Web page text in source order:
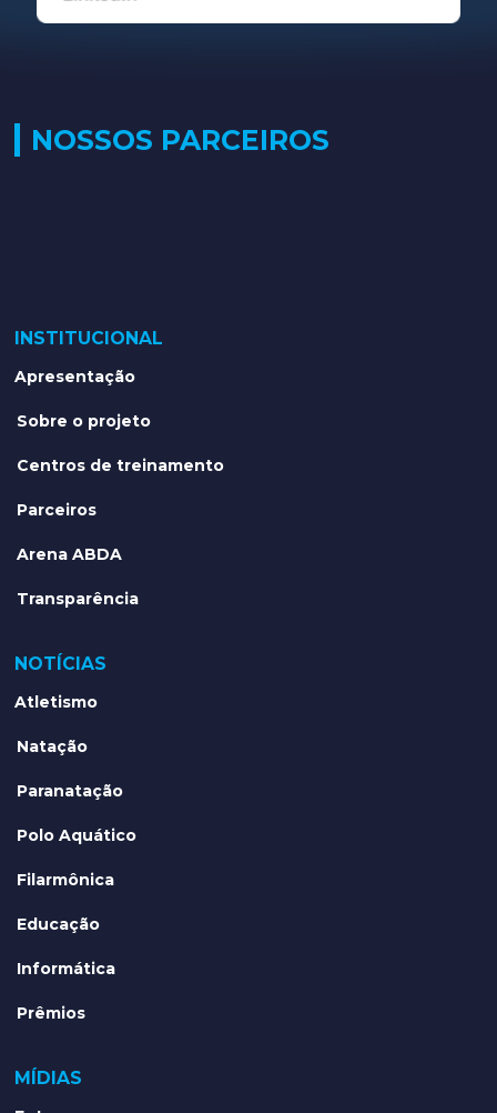
NOSSOS PARCEIROS
INSTITUCIONAL
Apresentação
Sobre o projeto
Centros de treinamento
Parceiros
Arena ABDA
Transparência
NOTÍCIAS
Atletismo
Natação
Paranatação
Polo Aquático
Filarmônica
Educação
Informática
Prêmios
MÍDIAS